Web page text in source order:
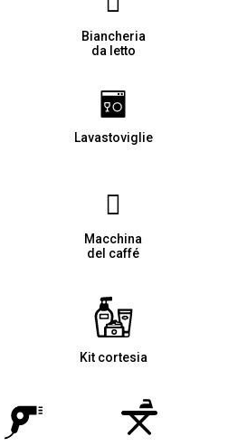
Biancheria
da letto
Lavastoviglie
Macchina
del caffé
Kit cortesia